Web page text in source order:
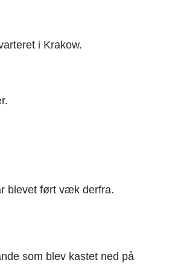
i Krakow.
blevet ført væk derfra.
som blev kastet ned på